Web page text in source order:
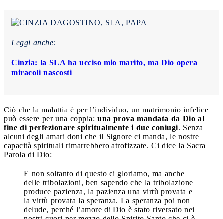
Leggi anche:
Cinzia: la SLA ha ucciso mio marito, ma Dio opera
miracoli nascosti
Ciò che la malattia è per l’individuo, un matrimonio infelice
può essere per una coppia: una prova mandata da Dio al
fine di perfezionare spiritualmente i due coniugi. Senza
alcuni degli amari doni che il Signore ci manda, le nostre
capacità spirituali rimarrebbero atrofizzate. Ci dice la Sacra
Parola di Dio:
E non soltanto di questo ci gloriamo, ma anche
delle tribolazioni, ben sapendo che la tribolazione
produce pazienza, la pazienza una virtù provata e
la virtù provata la speranza. La speranza poi non
delude, perché l’amore di Dio è stato riversato nei